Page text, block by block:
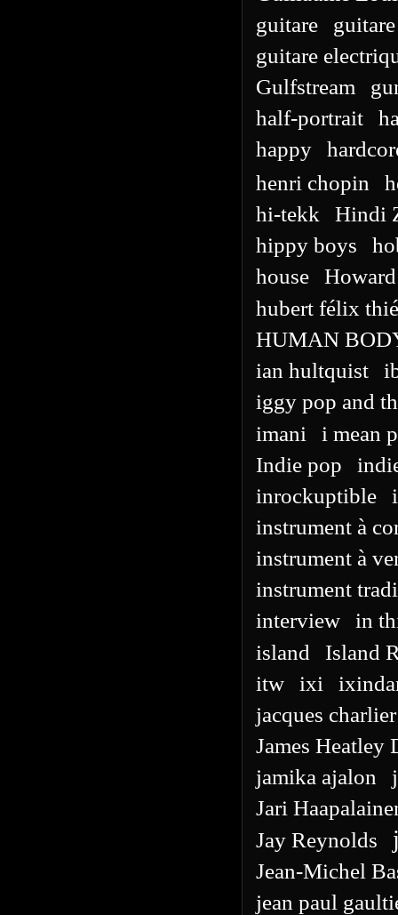
guitare
guitare
Gulfstream
half-portrait
happy
henri chopin
hi-tekk
Hindi
hippy boys
house
hubert félix
HUMAN
ian hultquist
iggy pop and
imani
i mean
Indie pop
inrockuptible
instrument à
instrument à
instrument
interview
in
island
Island
itw
ixi
jacques charlier
James Heatley
jamika ajalon
Jari
Jay Reynolds
Jean-Michel
jean paul